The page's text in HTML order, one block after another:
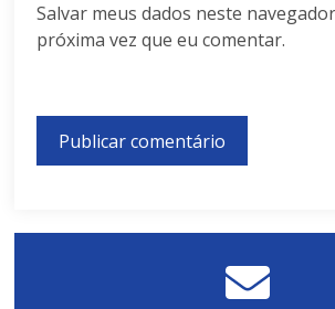
Salvar meus dados neste
próxima vez que eu comentar.